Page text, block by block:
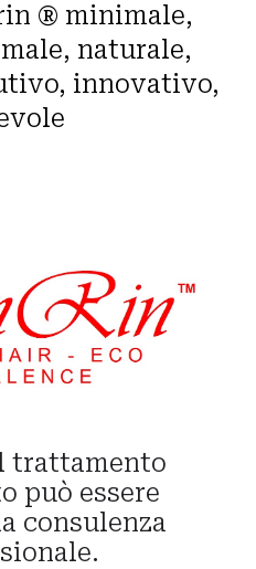
® minimale,
naturale,
innovativo,
trattamento
può essere
consulenza